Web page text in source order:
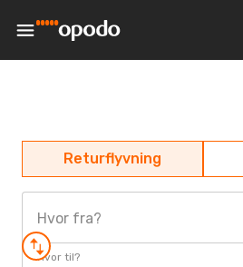
Returflyvning
Hvor fra?
Hvor til?